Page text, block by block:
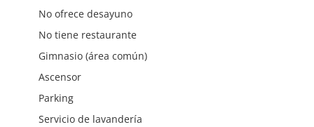
No ofrece desayuno
No tiene restaurante
Gimnasio (área común)
Ascensor
Parking
Servicio de lavandería